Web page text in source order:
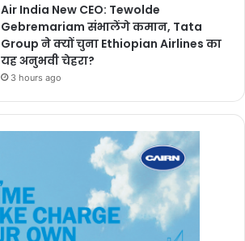
Air India New CEO: Tewolde
Gebremariam संभालेंगे कमान, Tata
Group ने क्यों चुना Ethiopian Airlines का
यह अनुभवी चेहरा?
3 hours ago